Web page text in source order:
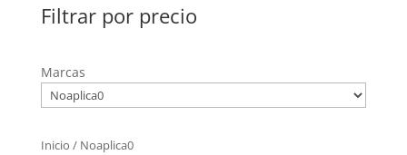
Filtrar por precio
Marcas
Inicio / Noaplica0